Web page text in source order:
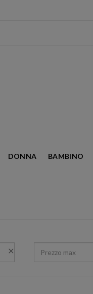
DONNA BAMBINO
FRANCESINE